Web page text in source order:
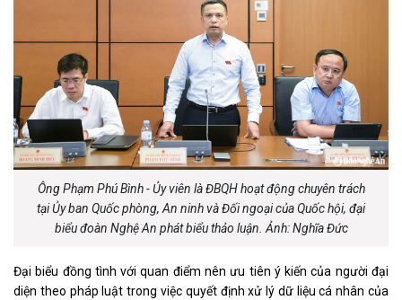
Ông Phạm Phú Bình - Ủy viên là ĐBQH hoạt động chuyên trách
tại Ủy ban Quốc phòng, An ninh và Đối ngoại của Quốc hội, đại
biểu đoàn Nghệ An phát biểu thảo luận. Ảnh: Nghĩa Đức
Đại biểu đồng tình với quan điểm nên ưu tiên ý kiến của người đại
diện theo pháp luật trong việc quyết định xử lý dữ liệu cá nhân của